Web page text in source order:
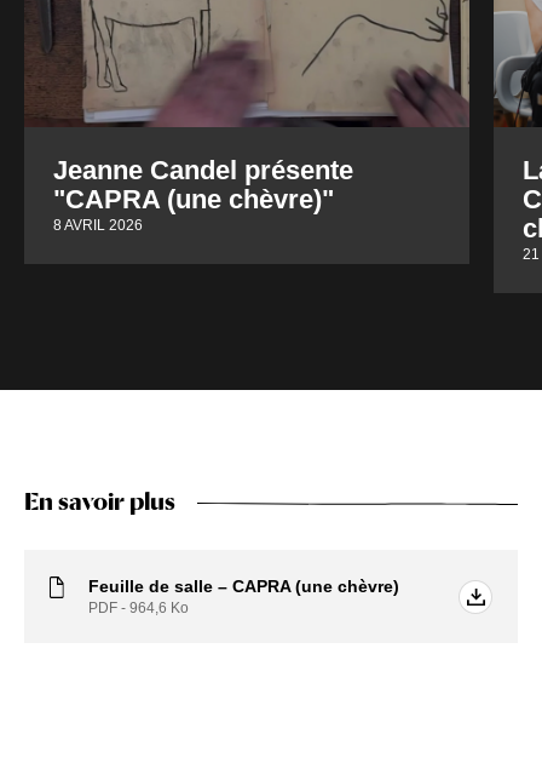
Jeanne Candel présente
"CAPRA (une chèvre)"
8 AVRIL 2026
21
En savoir plus
Feuille de salle – CAPRA (une chèvre)
PDF - 964,6 Ko